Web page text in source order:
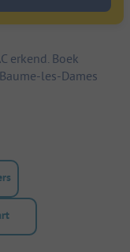
erkend. Boek
les-Dames